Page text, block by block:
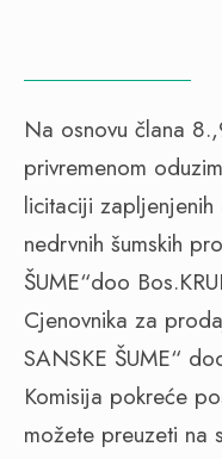
Na osnovu člana
privremenom
licitaciji
nedrvnih šumskih
ŠUME“doo
Cjenovnika za
SANSKE ŠUME“
Komisija pokreće
možete preuzeti na